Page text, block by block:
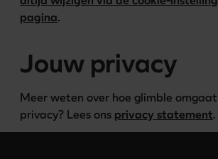
pagina.
Jouw privacy
Meer weten over hoe glimble
privacy? Lees ons privacy statement.